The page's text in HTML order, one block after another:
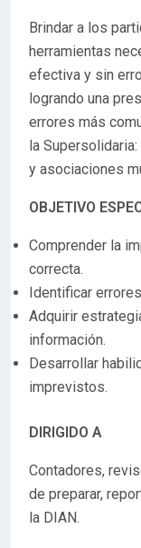
Brindar a los
herramientas
efectiva y sin
logrando una
errores más
la
y asociaciones
OBJETIVO
Comprender la
correcta.
Identificar
Adquirir
información.
Desarrollar
imprevistos.
DIRIGIDO A
Contadores,
de preparar,
la DIAN.